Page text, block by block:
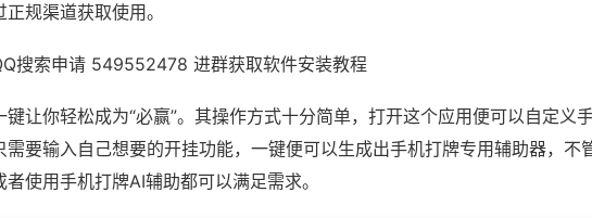
规渠道获取使用。
搜索申请 549552478 进群获取软件安装教程
键让你轻松成为“必赢”。其操作方式十分简单，打开这个应用便可以自定义
需要输入自己想要的开挂功能，一键便可以生成出手机打牌专用辅助器，不
使用手机打牌AI辅助都可以满足需求。